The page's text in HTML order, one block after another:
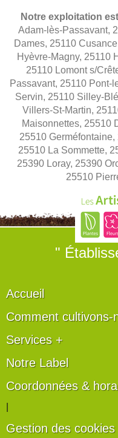
Notre exploitation
Adam-lès-Passavant,
Dames, 25110
Hyèvre-Magny, 25110
25110 Lomont s/
Passavant, 25110 Pont-
Servin, 25110 Silley-
Villers-St-Martin,
Maisonnettes, 25510
25510
25510 La Sommette,
25390 Loray, 25390
25510
"
Accueil
Comment cultivons-
Services +
Notre Label
Coordonnées &
Gestion des cookies